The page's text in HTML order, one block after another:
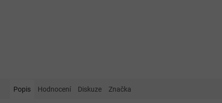
Popis Hodnocení Diskuze Značka